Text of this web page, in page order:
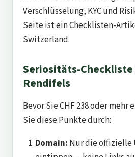
Verschlüsselung, KYC und
Seite ist ein Checklisten-
Switzerland.
Seriositäts-
Rendifels
Bevor Sie CHF 238 oder mehr
Sie diese Punkte durch:
Domain: Nur die offizielle